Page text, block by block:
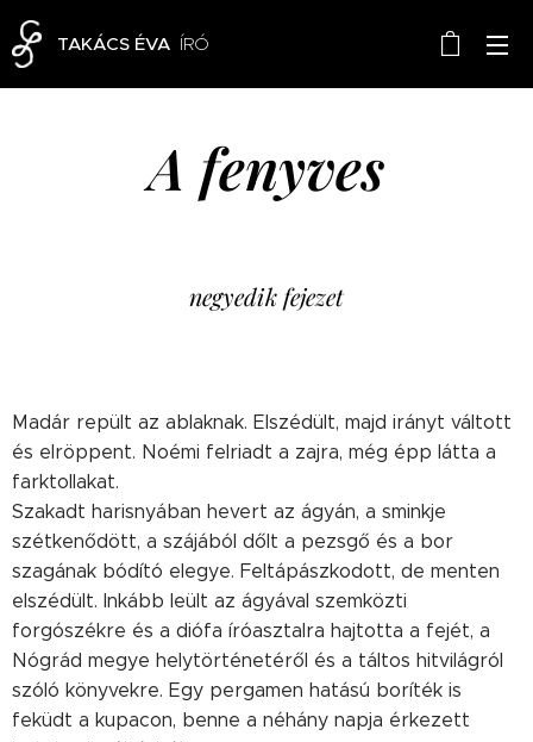
TAKÁCS ÉVA ÍRÓ
A fenyves
negyedik fejezet
Madár repült az ablaknak. Elszédült, majd irányt váltott
és elröppent. Noémi felriadt a zajra, még épp látta a
farktollakat.
Szakadt harisnyában hevert az ágyán, a sminkje
szétkenődött, a szájából dőlt a pezsgő és a bor
szagának bódító elegye. Feltápászkodott, de menten
elszédült. Inkább leült az ágyával szemközti
forgószékre és a diófa íróasztalra hajtotta a fejét, a
Nógrád megye helytörténetéről és a táltos hitvilágról
szóló könyvekre. Egy pergamen hatású boríték is
feküdt a kupacon, benne a néhány napja érkezett